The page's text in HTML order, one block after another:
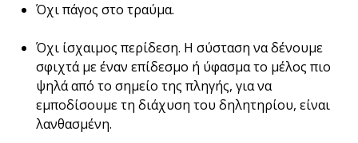
Όχι πάγος στο τραύμα.
Όχι ίσχαιμος περίδεση. Η σύσταση να δένουμε
σφιχτά με έναν επίδεσμο ή ύφασμα το μέλος πιο
ψηλά από το σημείο της πληγής, για να
εμποδίσουμε τη διάχυση του δηλητηρίου, είναι
λανθασμένη.